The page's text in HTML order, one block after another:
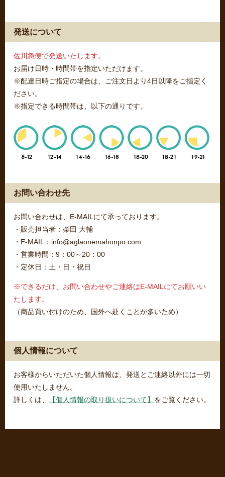
発送について
佐川急便で発送いたします。
お届け日時・時間帯を指定いただけます。
※配達日時ご指定の場合は、ご注文日より4日以降をご指定く
ださい。
※指定できる時間帯は、以下の通りです。
お問い合わせ先
お問い合わせは、E-MAILにて承っております。
・販売担当者：柴田 大輔
・E-MAIL：info@aglaonemahonpo.com
・営業時間：9：00～20：00
・定休日：土・日・祝日
※できるだけ、お問い合わせやご連絡はE-MAILにてお願いい
たします。
（商品買い付けのため、国外へ赴くことが多いため）
個人情報について
お客様からいただいた個人情報は、発送とご連絡以外には一切
使用いたしません。
詳しくは、
【個人情報の取り扱いについて】 をご覧ください。